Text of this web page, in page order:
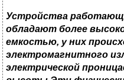
Устройства
обладают более
емкостью, у них
электромагнитного
электрической